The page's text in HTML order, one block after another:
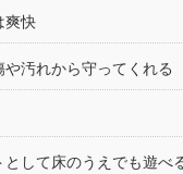
爽快
汚れから守ってくれる
して床のうえでも遊べ